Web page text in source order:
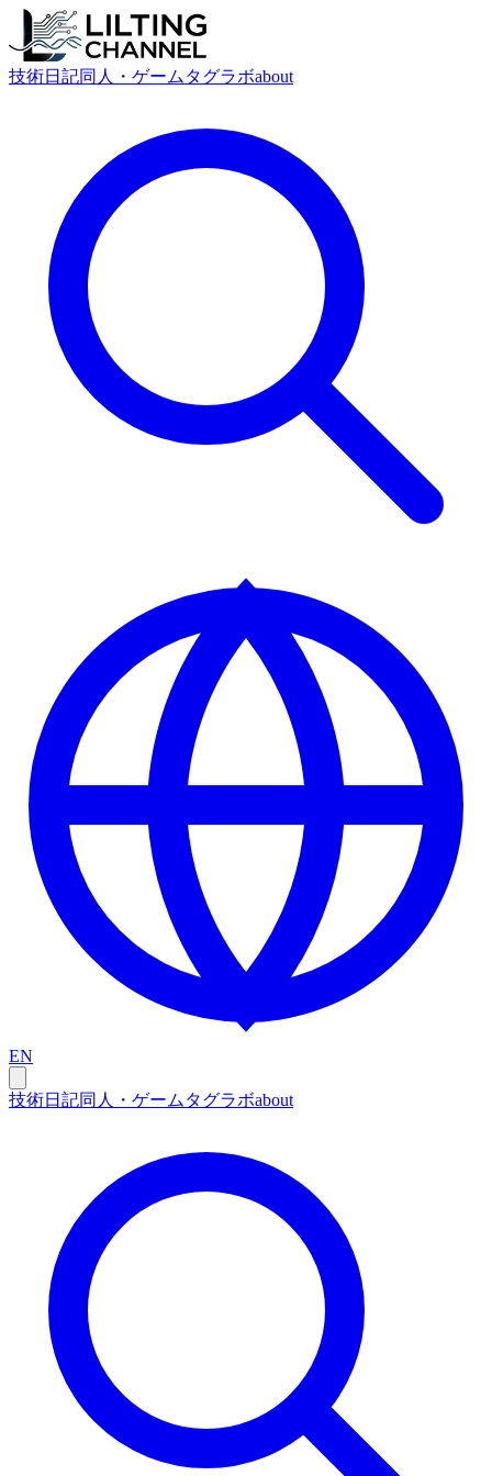
技術日記同人・ゲーム タグラボabout
EN
技術日記同人・ゲーム タグラボabout